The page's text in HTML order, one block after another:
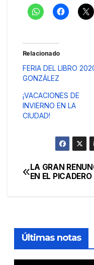
Relacionado
FERIA DEL LIBRO
GONZÁLEZ
¡VACACIONES DE
INVIERNO EN LA
CIUDAD!
LA GRAN
EN EL PICADERO
Últimas notas